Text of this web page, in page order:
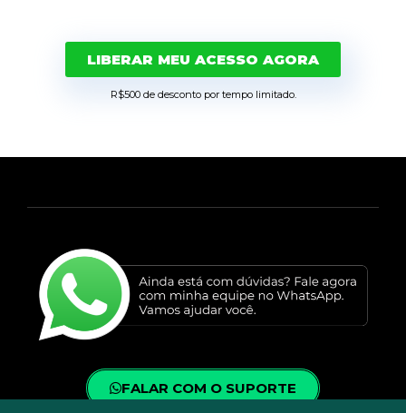
LIBERAR MEU ACESSO AGORA
R$500 de desconto por tempo limitado.
FALAR COM O SUPORTE